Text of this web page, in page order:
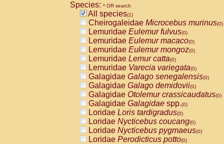
Species: * OR search
All species(1)
Cheirogaleidae Microcebus murinus(0)
Lemuridae Eulemur fulvus(0)
Lemuridae Eulemur macaco(0)
Lemuridae Eulemur mongoz(0)
Lemuridae Lemur catta(0)
Lemuridae Varecia variegata(0)
Galagidae Galago senegalensis(0)
Galagidae Galago demidovii(0)
Galagidae Otolemur crassicaudatus(0)
Galagidae Galagidae spp.(0)
Loridae Loris tardigradus(0)
Loridae Nycticebus coucang(0)
Loridae Nycticebus pygmaeus(0)
Loridae Perodicticus potto(0)